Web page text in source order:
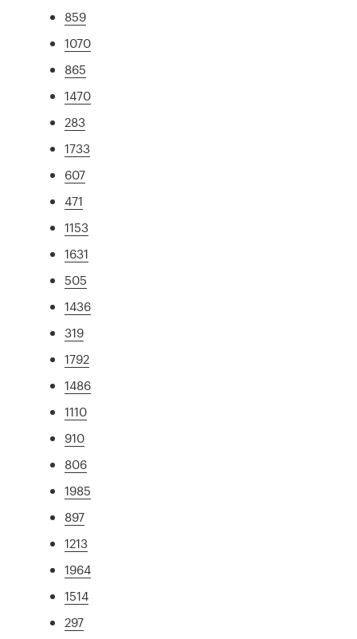
859
1070
865
1470
283
1733
607
471
1153
1631
505
1436
319
1792
1486
1110
910
806
1985
897
1213
1964
1514
297